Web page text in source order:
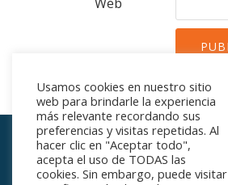
Usamos cookies en nuestro sitio
web para brindarle la experiencia
más relevante recordando sus
preferencias y visitas repetidas. Al
hacer clic en "Aceptar todo",
acepta el uso de TODAS las
cookies. Sin embargo, puede visitar